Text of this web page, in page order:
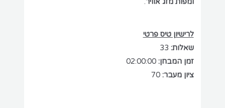
ומפות מזג אוויר.
לרישיון טיס פרטי
שאלות:
זמן המבחן: 02:00:00
ציון מעבר: 70